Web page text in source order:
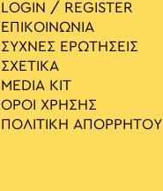
LOGIN / REGISTER
ΕΠΙΚΟΙΝΩΝΙΑ
ΣΥΧΝΕΣ ΕΡΩΤΗΣΕΙΣ
ΣΧΕΤΙΚΑ
MEDIA ΚIT
ΟΡΟΙ ΧΡΗΣΗΣ
ΠΟΛΙΤΙΚΗ ΑΠΟΡΡΗΤΟΥ